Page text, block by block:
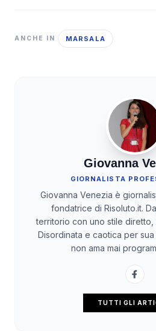
ANCHE IN MARSALA
Giovanna
GIORNALISTA
Giovanna Venezia è
fondatrice di Risoluto.it.
territorio con uno stile
Disordinata e caotica per sua
non ama mai
TUTTI GLI